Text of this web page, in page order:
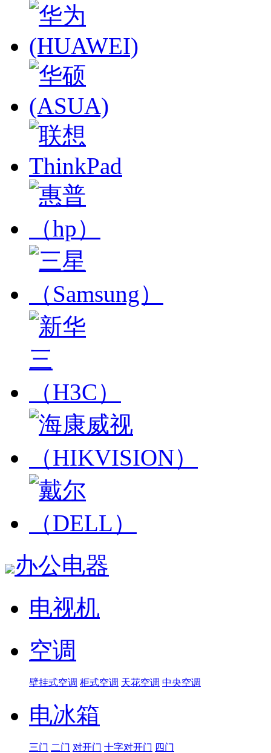
办公电器
电视机
空调
壁挂式空调 柜式空调 天花空调 中央空调
电冰箱
三门 二门 对开门 十字对开门 四门